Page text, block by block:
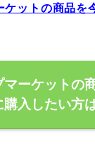
ケットの商品を
マーケットの
購入したい方